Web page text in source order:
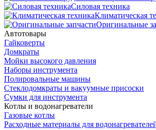
Силовая техника
Климатическая
Оригинальные
Автотовары
Гайковерты
Домкраты
Мойки высокого давления
Наборы инструмента
Полировальные машины
Стеклодомкраты и вакуумные присоски
Сумки для инструмента
Котлы и водонагреватели
Газовые котлы
Расходные материалы для